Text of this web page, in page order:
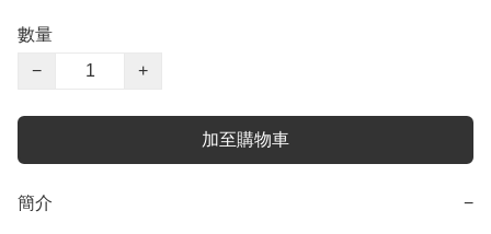
數量
−
+
加至購物車
簡介 −